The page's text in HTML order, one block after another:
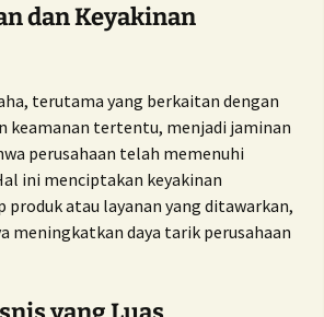
dan Keyakinan
terutama yang berkaitan dengan
keamanan tertentu, menjadi jaminan
perusahaan telah memenuhi
ini menciptakan keyakinan
produk atau layanan yang ditawarkan,
meningkatkan daya tarik perusahaan